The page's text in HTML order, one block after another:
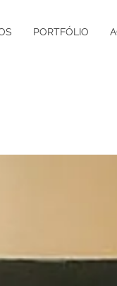
PORTFÓLIO